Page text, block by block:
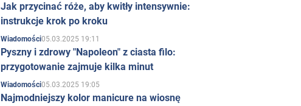
Jak przycinać róże, aby kwitły intensywnie:
instrukcje krok po kroku
Wiadomości05.03.2025 19:11
Pyszny i zdrowy "Napoleon" z ciasta filo:
przygotowanie zajmuje kilka minut
Wiadomości05.03.2025 19:05
Najmodniejszy kolor manicure na wiosnę